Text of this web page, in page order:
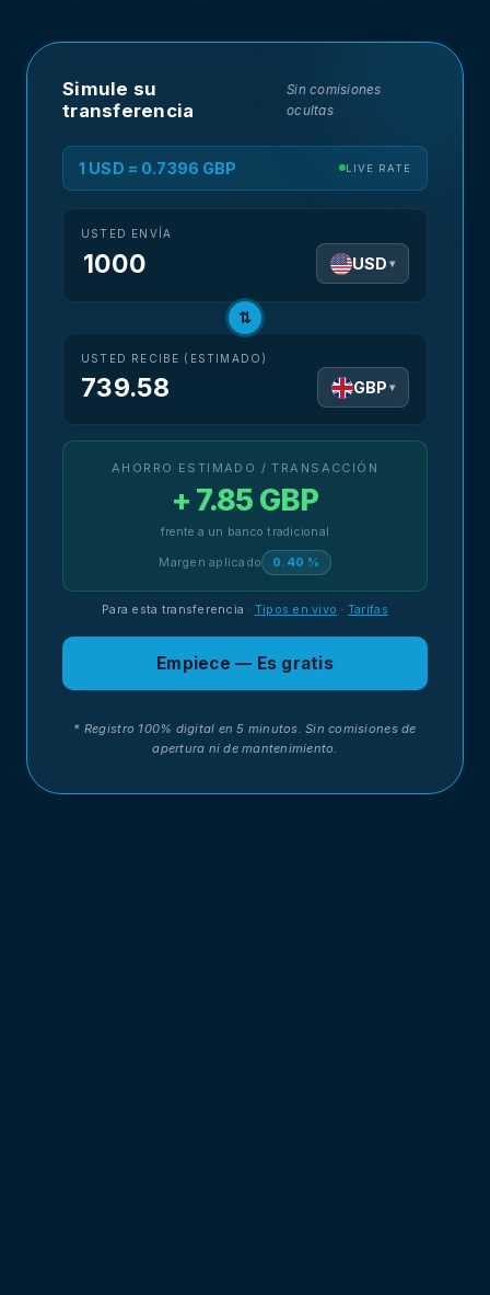
Simule su
transferencia
Sin comisiones
ocultas
1 USD = 0.7396 GBP LIVE RATE
USTED ENVÍA
USD ▾
⇅
USTED RECIBE (ESTIMADO)
739.58 GBP ▾
AHORRO ESTIMADO / TRANSACCIÓN
+ 7.85 GBP
frente a un banco tradicional
Margen aplicado 0.40 %
Para esta transferencia · Tipos en vivo · Tarifas
Empiece — Es gratis
* Registro 100% digital en 5 minutos. Sin comisiones de
apertura ni de mantenimiento.